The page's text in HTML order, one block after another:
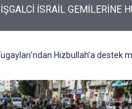
İSRAİL’İN İRAN PLANI
Hizbullah’a destek